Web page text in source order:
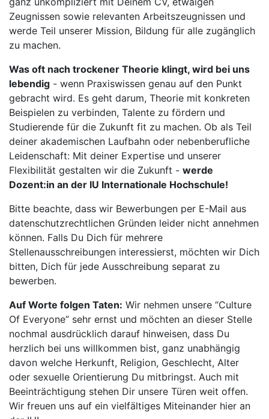
Zeugnissen sowie relevanten Arbeitszeugnissen und
werde Teil unserer Mission, Bildung für alle zugänglich
zu machen.
Was oft nach trockener Theorie klingt, wird bei uns
lebendig - wenn Praxiswissen genau auf den Punkt
gebracht wird. Es geht darum, Theorie mit konkreten
Beispielen zu verbinden, Talente zu fördern und
Studierende für die Zukunft fit zu machen. Ob als Teil
deiner akademischen Laufbahn oder nebenberufliche
Leidenschaft: Mit deiner Expertise und unserer
Flexibilität gestalten wir die Zukunft - werde
Dozent:in an der IU Internationale Hochschule!
Bitte beachte, dass wir Bewerbungen per E-Mail aus
datenschutzrechtlichen Gründen leider nicht annehmen
können. Falls Du Dich für mehrere
Stellenausschreibungen interessierst, möchten wir Dich
bitten, Dich für jede Ausschreibung separat zu
bewerben.
Auf Worte folgen Taten: Wir nehmen unsere “Culture
Of Everyone” sehr ernst und möchten an dieser Stelle
nochmal ausdrücklich darauf hinweisen, dass Du
herzlich bei uns willkommen bist, ganz unabhängig
davon welche Herkunft, Religion, Geschlecht, Alter
oder sexuelle Orientierung Du mitbringst. Auch mit
Beeinträchtigung stehen Dir unsere Türen weit offen.
Wir freuen uns auf ein vielfältiges Miteinander hier an